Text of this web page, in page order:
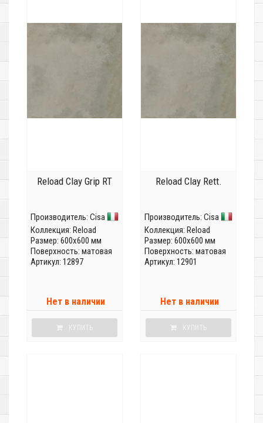
Reload Clay Grip RT
Производитель: Cisa
Коллекция: Reload
Размер: 600x600 мм
Поверхность: матовая
Артикул: 12897
Нет в наличии
КУПИТЬ
Reload Clay Rett.
Производитель: Cisa
Коллекция: Reload
Размер: 600x600 мм
Поверхность: матовая
Артикул: 12901
Нет в наличии
КУПИТЬ